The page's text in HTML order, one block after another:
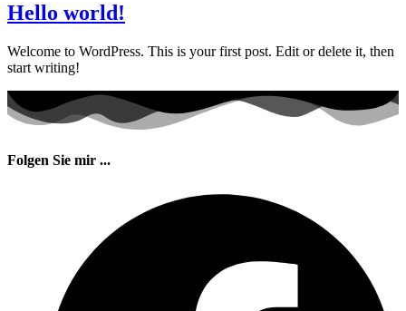
Hello world!
Welcome to WordPress. This is your first post. Edit or delete it, then
start writing!
Folgen Sie mir ...